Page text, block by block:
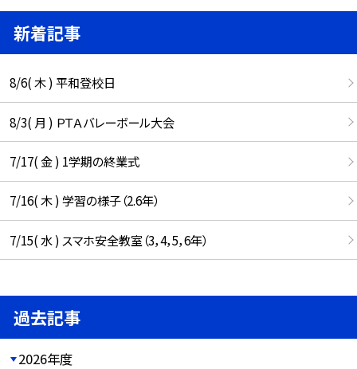
新着記事
8/6( 木 ) 平和登校日
8/3( 月 ) ＰＴＡバレーボール大会
7/17( 金 ) 1学期の終業式
7/16( 木 ) 学習の様子（2.6年）
7/15( 水 ) スマホ安全教室（3，4，5，6年）
過去記事
2026年度